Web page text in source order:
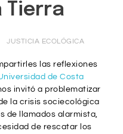
Tierra
JUSTICIA ECOLÓGICA
las reflexiones
de Costa
invitó a problematizar
la crisis sociecológica
de llamados alarmista,
de rescatar los